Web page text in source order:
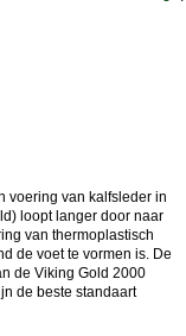
voering van kalfsleder in
loopt langer door naar
van thermoplastisch
de voet te vormen is. De
de Viking Gold 2000
de beste standaart